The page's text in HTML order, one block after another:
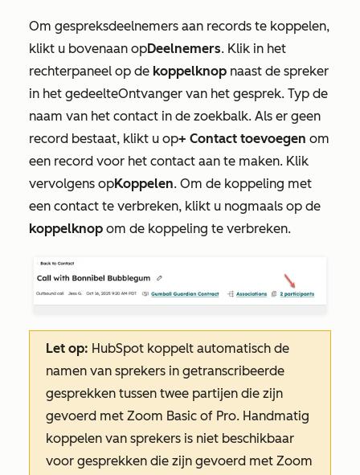
Om gespreksdeelnemers aan records te koppelen,
klikt u bovenaan opDeelnemers. Klik in het
rechterpaneel op de koppelknop naast de spreker
in het gedeelteOntvanger van het gesprek. Typ de
naam van het contact in de zoekbalk. Als er geen
record bestaat, klikt u op+ Contact toevoegen om
een record voor het contact aan te maken. Klik
vervolgens opKoppelen. Om de koppeling met
een contact te verbreken, klikt u nogmaals op de
koppelknop om de koppeling te verbreken.
Let op: HubSpot koppelt automatisch de
namen van sprekers in getranscribeerde
gesprekken tussen twee partijen die zijn
gevoerd met Zoom Basic of Pro. Handmatig
koppelen van sprekers is niet beschikbaar
voor gesprekken die zijn gevoerd met Zoom